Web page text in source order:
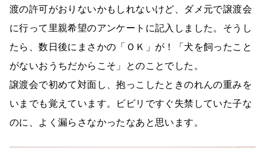
渡の許可がおりないかもしれないけど、ダメ元で譲渡会
に行って里親希望のアンケートに記入しました。そうし
たら、数日後にまさかの「ＯＫ」が！「犬を飼ったこと
がないおうちだからこそ」とのことでした。
譲渡会で初めて対面し、抱っこしたときのれんの重みを
いまでも覚えています。ビビリですぐ失禁していた子な
のに、よく漏らさなかったなあと思います。